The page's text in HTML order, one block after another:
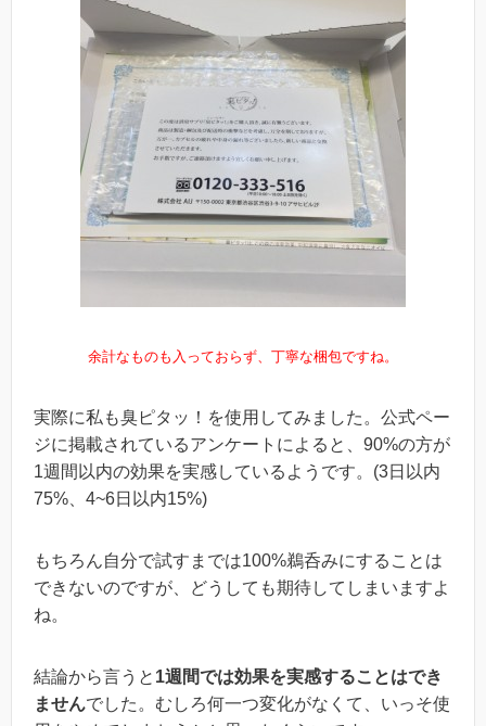
余計なものも入っておらず、丁寧な梱包ですね。
実際に私も臭ピタッ！を使用してみました。公式ペー
ジに掲載されているアンケートによると、90%の方が
1週間以内の効果を実感しているようです。(3日以内
75%、4~6日以内15%)
もちろん自分で試すまでは100%鵜呑みにすることは
できないのですが、どうしても期待してしまいますよ
ね。
結論から言うと 1週間では効果を実感することはでき
ませんでした。むしろ何一つ変化がなくて、いっそ使